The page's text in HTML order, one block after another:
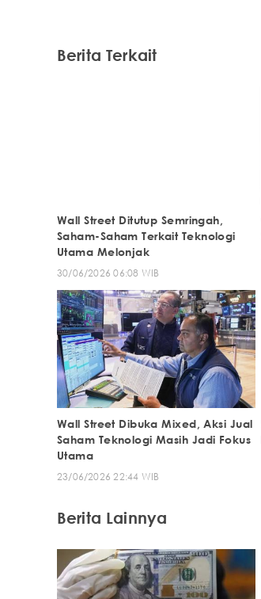
Berita Terkait
Wall Street Ditutup Semringah,
Saham-Saham Terkait Teknologi
Utama Melonjak
30/06/2026 06:08 WIB
Wall Street Dibuka Mixed, Aksi Jual
Saham Teknologi Masih Jadi Fokus
Utama
23/06/2026 22:44 WIB
Berita Lainnya